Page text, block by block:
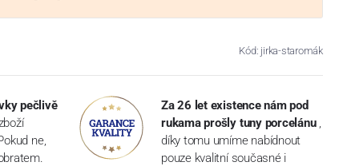
Kód: jirka-staromák
pečlivě
ne,
Za 26 let existence nám pod
rukama prošly tuny porcelánu ,
díky tomu umíme nabídnout
pouze kvalitní současné i